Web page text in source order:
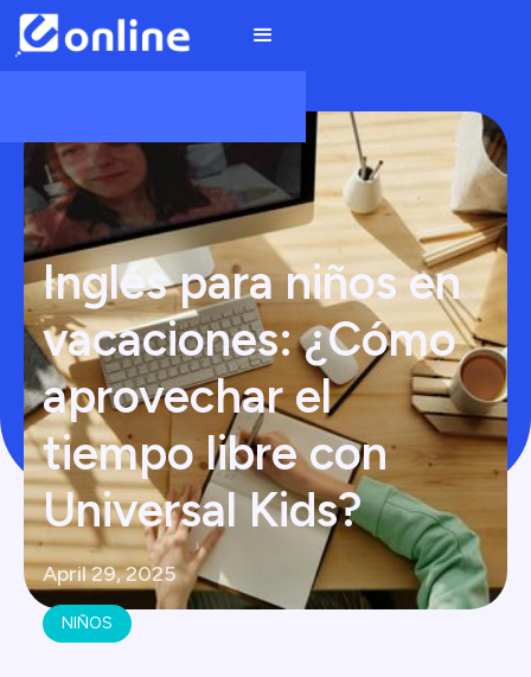
Inglés para niños en
vacaciones: ¿Cómo
aprovechar el
tiempo libre con
Universal Kids?
April 29, 2025
NIÑOS